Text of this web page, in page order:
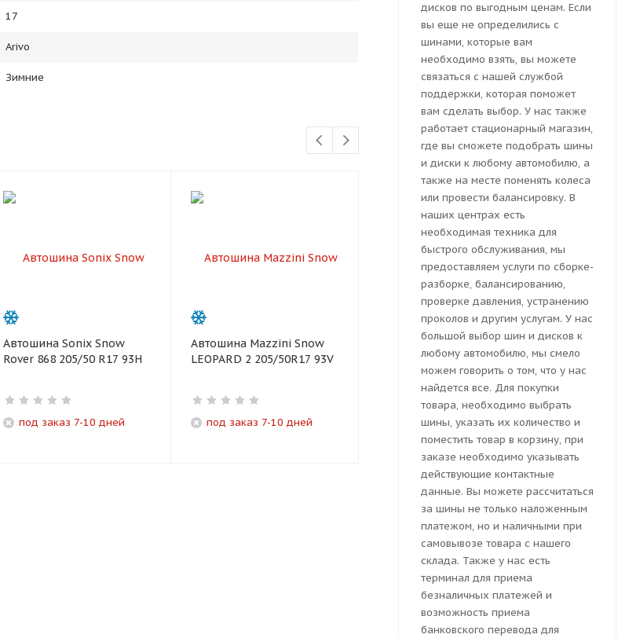
17
Arivo
Зимние
Автошина Sonix Snow
Rover 868 205/50 R17 93H
под заказ 7-10 дней
Автошина Mazzini Snow
LEOPARD 2 205/50R17 93V
под заказ 7-10 дней
Автошина Tracmax X-
Privilo S360 205/50 R17
под заказ за 6 часов
Автошина
Winter Pro
205/50R17
дисков по выгодным ценам. Если
вы еще не определились с
шинами, которые вам
необходимо взять, вы можете
связаться с нашей службой
поддержки, которая поможет
вам сделать выбор. У нас также
работает стационарный магазин,
где вы сможете подобрать шины
и диски к любому автомобилю, а
также на месте поменять колеса
или провести балансировку. В
наших центрах есть
необходимая техника для
быстрого обслуживания, мы
предоставляем услуги по сборке-
разборке, балансированию,
проверке давления, устранению
проколов и другим услугам. У нас
большой выбор шин и дисков к
любому автомобилю, мы смело
можем говорить о том, что у нас
найдется все. Для покупки
товара, необходимо выбрать
шины, указать их количество и
поместить товар в корзину, при
заказе необходимо указывать
действующие контактные
данные. Вы можете рассчитаться
за шины не только наложенным
платежом, но и наличными при
самовывозе товара с нашего
склада. Также у нас есть
терминал для приема
безналичных платежей и
возможность приема
банковского перевода для